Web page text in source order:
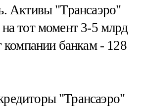
Активы "Трансаэро"
на тот момент 3-5 млрд
компании банкам - 128
"Трансаэро"